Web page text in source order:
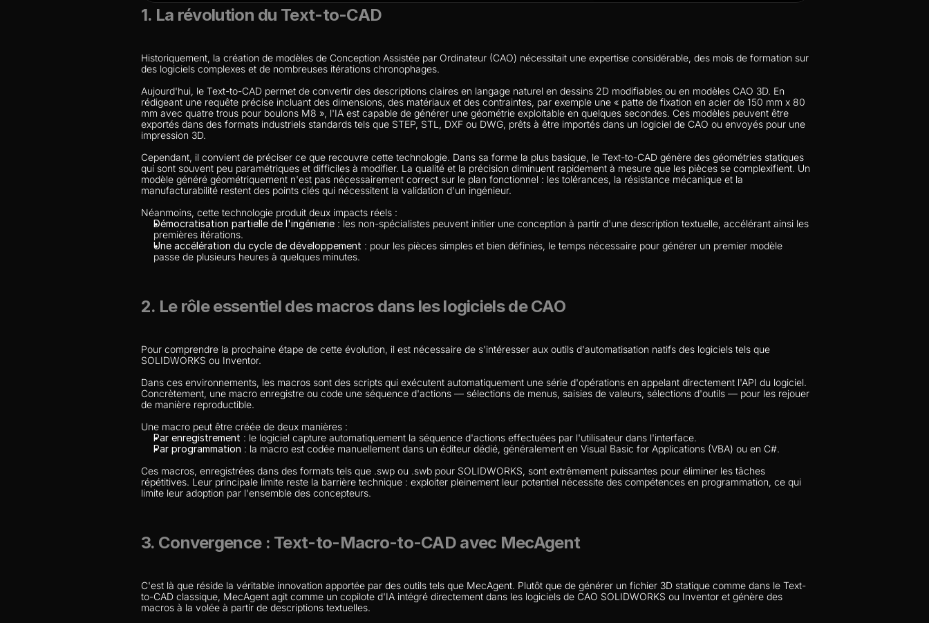
1. La révolution du Text-to-CAD
Historiquement, la création de modèles de Conception Assistée par Ordinateur (CAO) nécessitait une expertise considérable, des mois de formation sur
des logiciels complexes et de nombreuses itérations chronophages.
Aujourd'hui, le Text-to-CAD permet de convertir des descriptions claires en langage naturel en dessins 2D modifiables ou en modèles CAO 3D. En
rédigeant une requête précise incluant des dimensions, des matériaux et des contraintes, par exemple une « patte de fixation en acier de 150 mm x 80
mm avec quatre trous pour boulons M8 », l'IA est capable de générer une géométrie exploitable en quelques secondes. Ces modèles peuvent être
exportés dans des formats industriels standards tels que STEP, STL, DXF ou DWG, prêts à être importés dans un logiciel de CAO ou envoyés pour une
impression 3D.
Cependant, il convient de préciser ce que recouvre cette technologie. Dans sa forme la plus basique, le Text-to-CAD génère des géométries statiques
qui sont souvent peu paramétriques et difficiles à modifier. La qualité et la précision diminuent rapidement à mesure que les pièces se complexifient. Un
modèle généré géométriquement n'est pas nécessairement correct sur le plan fonctionnel : les tolérances, la résistance mécanique et la
manufacturabilité restent des points clés qui nécessitent la validation d'un ingénieur.
Néanmoins, cette technologie produit deux impacts réels :
Démocratisation partielle de l'ingénierie : les non-spécialistes peuvent initier une conception à partir d'une description textuelle, accélérant ainsi les
premières itérations.
Une accélération du cycle de développement : pour les pièces simples et bien définies, le temps nécessaire pour générer un premier modèle
passe de plusieurs heures à quelques minutes.
2. Le rôle essentiel des macros dans les logiciels de CAO
Pour comprendre la prochaine étape de cette évolution, il est nécessaire de s'intéresser aux outils d'automatisation natifs des logiciels tels que
SOLIDWORKS ou Inventor.
Dans ces environnements, les macros sont des scripts qui exécutent automatiquement une série d'opérations en appelant directement l'API du logiciel.
Concrètement, une macro enregistre ou code une séquence d'actions — sélections de menus, saisies de valeurs, sélections d'outils — pour les rejouer
de manière reproductible.
Une macro peut être créée de deux manières :
Par enregistrement : le logiciel capture automatiquement la séquence d'actions effectuées par l'utilisateur dans l'interface.
Par programmation : la macro est codée manuellement dans un éditeur dédié, généralement en Visual Basic for Applications (VBA) ou en C#.
Ces macros, enregistrées dans des formats tels que .swp ou .swb pour SOLIDWORKS, sont extrêmement puissantes pour éliminer les tâches
répétitives. Leur principale limite reste la barrière technique : exploiter pleinement leur potentiel nécessite des compétences en programmation, ce qui
limite leur adoption par l'ensemble des concepteurs.
3. Convergence : Text-to-Macro-to-CAD avec MecAgent
C'est là que réside la véritable innovation apportée par des outils tels que MecAgent. Plutôt que de générer un fichier 3D statique comme dans le Text-
to-CAD classique, MecAgent agit comme un copilote d'IA intégré directement dans les logiciels de CAO SOLIDWORKS ou Inventor et génère des
macros à la volée à partir de descriptions textuelles.